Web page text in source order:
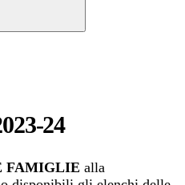
24
FAMIGLIE alla